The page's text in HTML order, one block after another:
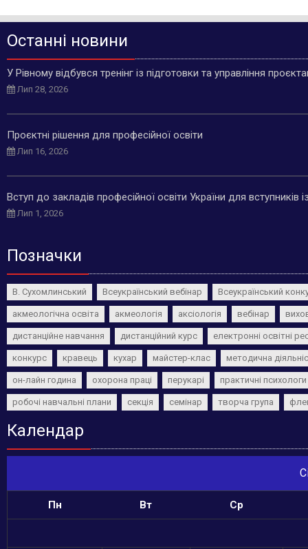
Останні новини
У Рівному відбувся тренінг із підготовки та управління
Лип 28, 2026
Проєктні рішення для професійної освіти
Лип 16, 2026
Вступ до закладів професійної освіти України для
Лип 1, 2026
Позначки
В. Сухомлинський Всеукраїнський вебінар Всеукраїнський
акмеологічна освіта акмеологія аксіологія вебінар
дистанційне навчання дистанційний курс електронні освітні
конкурс кравець кухар майстер-клас методична
он-лайн година охорона праці перукарі практичні психологи
робочі навчальні плани секція семінар творча група
Календар
Пн Вт Ср